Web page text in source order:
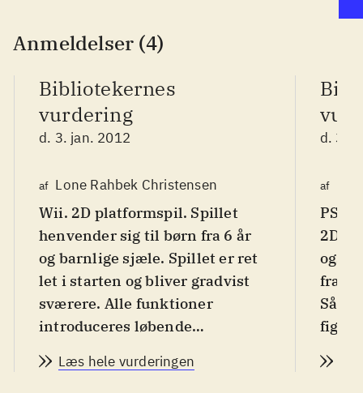
Anmeldelser (4)
Bibliotekernes
vurdering
d. 3. jan. 2012
af Lone Rahbek Christensen
Wii. 2D platformspil. Spillet
henvender sig til børn fra 6 år
og barnlige sjæle. Spillet er ret
let i starten og bliver gradvist
sværere. Alle funktioner
introduceres løbende
engelsk, men spillet er så
Læs hele vurderingen
d. 3.
af
PS3,
2D -
også
fra
af